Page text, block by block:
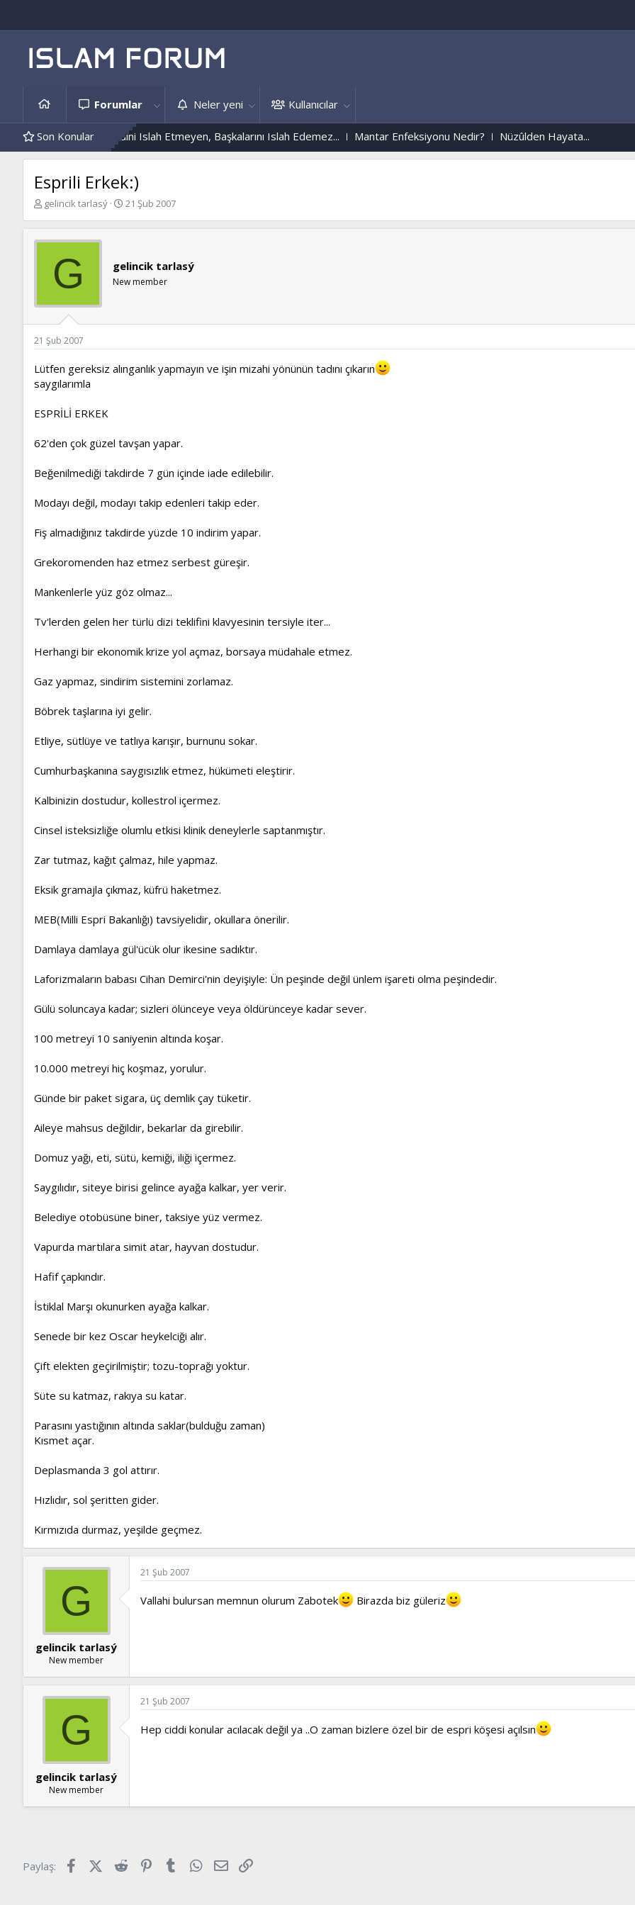
Forumlar Neler yeni Kullanıcılar
Son Konular
Kendini Islah Etmeyen, Başkalarını Islah Edemez... Mantar Enfeksiyonu Nedir? Nüzûlden Hayata...
Esprili Erkek:)
K
b
a
a
a
n
gelincik tarlasý
B
n
g
h
21 Şub 2007
G gelincik tarlasý
New member
21 Şub 2007
Lütfen gereksiz alınganlık yapmayın ve işin mizahi yönünün tadını çıkarın
saygılarımla
ESPRİLİ ERKEK
62'den çok güzel tavşan yapar.
Beğenilmediği takdirde 7 gün içinde iade edilebilir.
Modayı değil, modayı takip edenleri takip eder.
Fiş almadığınız takdirde yüzde 10 indirim yapar.
Grekoromenden haz etmez serbest güreşir.
Mankenlerle yüz göz olmaz...
Tv'lerden gelen her türlü dizi teklifini klavyesinin tersiyle iter...
Herhangi bir ekonomik krize yol açmaz, borsaya müdahale etmez.
Gaz yapmaz, sindirim sistemini zorlamaz.
Böbrek taşlarına iyi gelir.
Etliye, sütlüye ve tatlıya karışır, burnunu sokar.
Cumhurbaşkanına saygısızlık etmez, hükümeti eleştirir.
Kalbinizin dostudur, kollestrol içermez.
Cinsel isteksizliğe olumlu etkisi klinik deneylerle saptanmıştır.
Zar tutmaz, kağıt çalmaz, hile yapmaz.
Eksik gramajla çıkmaz, küfrü haketmez.
MEB(Milli Espri Bakanlığı) tavsiyelidir, okullara önerilir.
Damlaya damlaya gül'ücük olur ikesine sadıktır.
Laforizmaların babası Cihan Demirci'nin deyişiyle: Ün peşinde değil ünlem işareti olma peşindedir.
Gülü soluncaya kadar; sizleri ölünceye veya öldürünceye kadar sever.
100 metreyi 10 saniyenin altında koşar.
10.000 metreyi hiç koşmaz, yorulur.
Günde bir paket sigara, üç demlik çay tüketir.
Aileye mahsus değildir, bekarlar da girebilir.
Domuz yağı, eti, sütü, kemiği, iliği içermez.
Saygılıdır, siteye birisi gelince ayağa kalkar, yer verir.
Belediye otobüsüne biner, taksiye yüz vermez.
Vapurda martılara simit atar, hayvan dostudur.
Hafif çapkındır.
İstiklal Marşı okunurken ayağa kalkar.
Senede bir kez Oscar heykelciği alır.
Çift elekten geçirilmiştir; tozu-toprağı yoktur.
Süte su katmaz, rakıya su katar.
Parasını yastığının altında saklar(bulduğu zaman)
Kısmet açar.
Deplasmanda 3 gol attırır.
Hızlıdır, sol şeritten gider.
Kırmızıda durmaz, yeşilde geçmez.
G
gelincik tarlasý
New member
21 Şub 2007
Vallahi bulursan memnun olurum Zabotek Birazda biz güleriz
G
gelincik tarlasý
New member
21 Şub 2007
Hep ciddi konular acılacak değil ya ..O zaman bizlere özel bir de espri köşesi açılsın
Paylaş: FacebookX (Twitter)
Reddit PinterestTumblrWhatsApp
E-posta